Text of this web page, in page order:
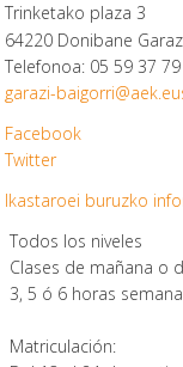
Trinketako plaza 3
64220 Donibane
Telefonoa: 05 59 37
garazi-
Facebook
Twitter
Ikastaroei buruzko
Todos los niveles
Clases de mañana o
3, 5 ó 6 horas
Matriculación: